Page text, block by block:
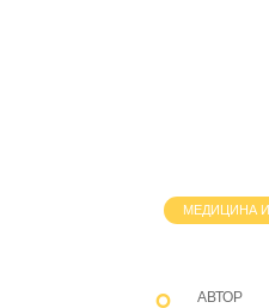
МЕДИЦИНА
АВТОР